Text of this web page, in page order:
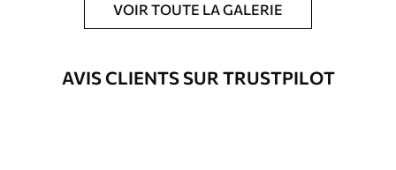
protecteur pour renforcer la durabilité
du tableau.
Matériaux disponibles
VOIR TOUTE LA GALERIE
AVIS CLIENTS SUR TRUSTPILOT